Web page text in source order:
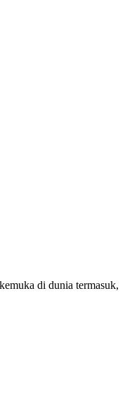
di dunia termasuk,